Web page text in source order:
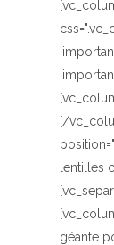
[/
lentilles
géante